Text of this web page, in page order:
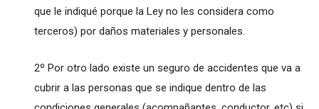
que le indiqué porque la Ley no les considera como
terceros) por daños materiales y personales.
2º Por otro lado existe un seguro de accidentes que va a
cubrir a las personas que se indique dentro de las